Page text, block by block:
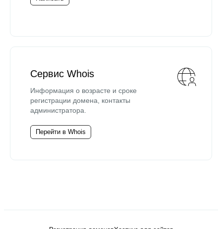
Сервис Whois
Информация о возрасте и сроке
регистрации домена, контакты
администратора.
Перейти в Whois